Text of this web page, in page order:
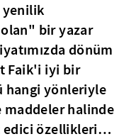
yenilik
bir yazar
dönüm
Faik'i iyi bir
hangi yönleriyle
maddeler halinde
edici özellikleri…